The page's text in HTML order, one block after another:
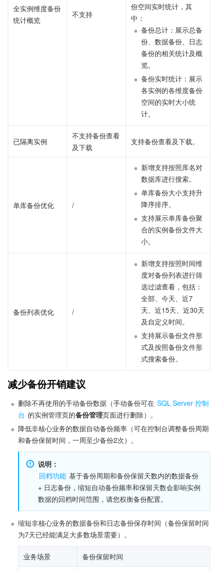
全实例维度备份
统计概览
不支持
份空间实时统计，其
中：
备份总计：展示总备
份、数据备份、日志
备份的相关统计及概
览。
备份实时统计：展示
各实例的各维度备份
空间的实时大小统
计。
已隔离实例
不支持备份查看
及下载
支持备份查看及下载。
单库备份优化 /
新增支持按照库名对
数据库进行搜索。
单库备份大小支持升
降序排序。
支持展示单库备份聚
合的实例备份文件大
小。
备份列表优化 /
新增支持按照时间维
度对备份列表进行筛
选过滤查看，包括：
全部、今天、近7
天、近15天、近30天
及自定义时间。
支持展示备份文件形
式及按照备份文件形
式搜索备份。
减少备份开销建议
删除不再使用的手动备份数据（手动备份可在 SQL Server 控制
台 的实例管理页的备份管理页面进行删除）。
降低非核心业务的数据自动备份频率（可在控制台调整备份周期
和备份保留时间，一周至少备份2次）。
说明：
回档功能 基于备份周期和备份保留天数内的数据备份
+ 日志备份，缩短自动备份频率和保留天数会影响实例
数据的回档时间范围，请您权衡备份配置。
缩短非核心业务的数据备份和日志备份保存时间（备份保留时间
为7天已经能满足大多数场景需要）。
业务场景 备份保留时间